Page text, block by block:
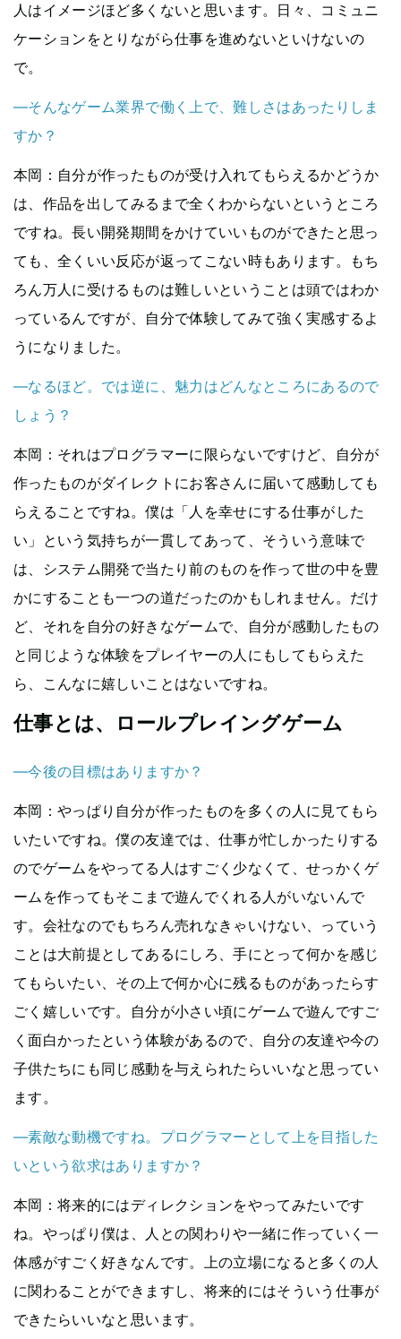
人はイメージほど多くないと思います。日々、コミュニ
ケーションをとりながら仕事を進めないといけないの
で。
—そんなゲーム業界で働く上で、難しさはあったりしま
すか？
本岡 ：自分が作ったものが受け入れてもらえるかどうか
は、作品を出してみるまで全くわからないというところ
ですね。長い開発期間をかけていいものができたと思っ
ても、全くいい反応が返ってこない時もあります。もち
ろん万人に受けるものは難しいということは頭ではわか
っているんですが、自分で体験してみて強く実感するよ
うになりました。
—なるほど。では逆に、魅力はどんなところにあるので
しょう？
本岡 ：それはプログラマーに限らないですけど、自分が
作ったものがダイレクトにお客さんに届いて感動しても
らえることですね。僕は「人を幸せにする仕事がした
い」という気持ちが一貫してあって、そういう意味で
は、システム開発で当たり前のものを作って世の中を豊
かにすることも一つの道だったのかもしれません。だけ
ど、それを自分の好きなゲームで、自分が感動したもの
と同じような体験をプレイヤーの人にもしてもらえた
ら、こんなに嬉しいことはないですね。
仕事とは、ロールプレイングゲーム
—今後の目標はありますか？
本岡 ：やっぱり自分が作ったものを多くの人に見てもら
いたいですね。僕の友達では、仕事が忙しかったりする
のでゲームをやってる人はすごく少なくて、せっかくゲ
ームを作ってもそこまで遊んでくれる人がいないんで
す。会社なのでもちろん売れなきゃいけない、っていう
ことは大前提としてあるにしろ、手にとって何かを感じ
てもらいたい、その上で何か心に残るものがあったらす
ごく嬉しいです。自分が小さい頃にゲームで遊んですご
く面白かったという体験があるので、自分の友達や今の
子供たちにも同じ感動を与えられたらいいなと思ってい
ます。
—素敵な動機ですね。プログラマーとして上を目指した
いという欲求はありますか？
本岡 ：将来的にはディレクションをやってみたいです
ね。やっぱり僕は、人との関わりや一緒に作っていく一
体感がすごく好きなんです。上の立場になると多くの人
に関わることができますし、将来的にはそういう仕事が
できたらいいなと思います。